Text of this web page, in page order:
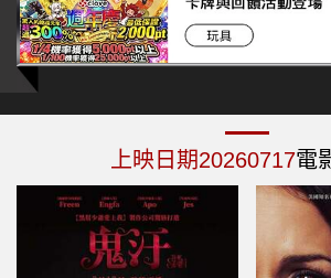
上映日期20260717電